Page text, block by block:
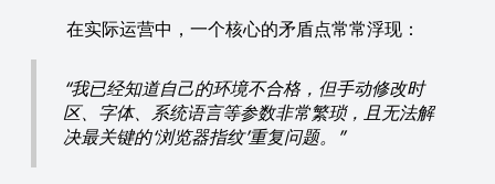
在实际运营中，一个核心的矛盾点常常浮现：
“我已经知道自己的环境不合格，但手动修改时
区、字体、系统语言等参数非常繁琐，且无法解
决最关键的‘浏览器指纹’重复问题。”